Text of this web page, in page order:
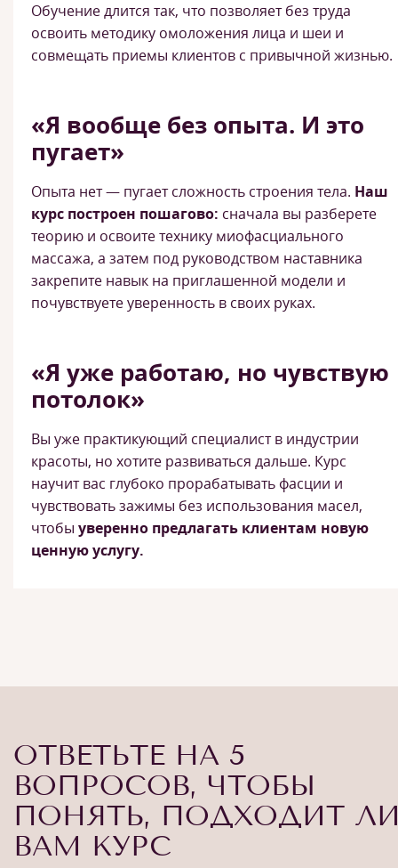
Обучение длится так, что позволяет без труда
освоить методику омоложения лица и шеи и
совмещать приемы клиентов с привычной жизнью.
«Я вообще без опыта. И это
пугает»
Опыта нет — пугает сложность строения тела. Наш
курс построен пошагово: сначала вы разберете
теорию и освоите технику миофасциального
массажа, а затем под руководством наставника
закрепите навык на приглашенной модели и
почувствуете уверенность в своих руках.
«Я уже работаю, но чувствую
потолок»
Вы уже практикующий специалист в индустрии
красоты, но хотите развиваться дальше. Курс
научит вас глубоко прорабатывать фасции и
чувствовать зажимы без использования масел,
чтобы уверенно предлагать клиентам новую
ценную услугу.
ОТВЕТЬТЕ НА 5
ВОПРОСОВ, ЧТОБЫ
ПОНЯТЬ, ПОДХОДИТ
ВАМ КУРС